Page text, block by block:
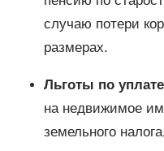
случаю потери
размерах.
Льготы по
на недвижимое
земельного